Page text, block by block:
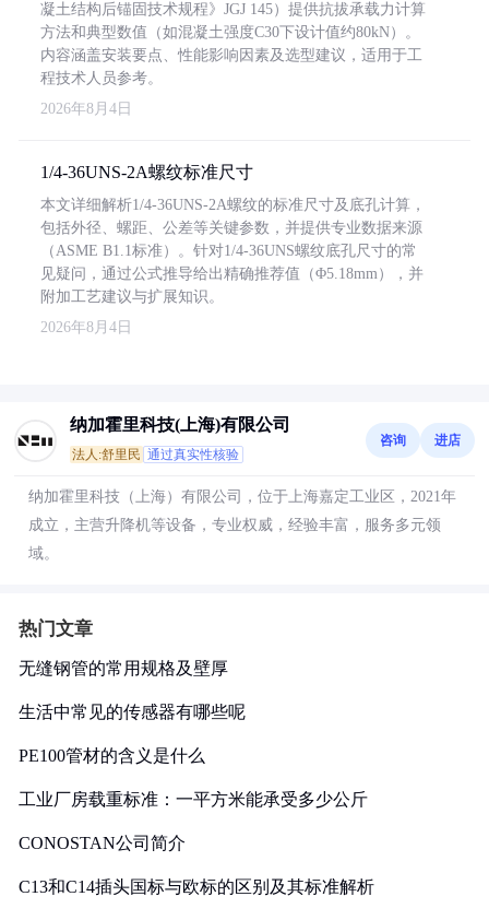
凝土结构后锚固技术规程》JGJ 145）提供抗拔承载力计算
方法和典型数值（如混凝土强度C30下设计值约80kN）。
内容涵盖安装要点、性能影响因素及选型建议，适用于工
程技术人员参考。
2026年8月4日
1/4-36UNS-2A螺纹标准尺寸
本文详细解析1/4-36UNS-2A螺纹的标准尺寸及底孔计算，
包括外径、螺距、公差等关键参数，并提供专业数据来源
（ASME B1.1标准）。针对1/4-36UNS螺纹底孔尺寸的常
见疑问，通过公式推导给出精确推荐值（Φ5.18mm），并
附加工艺建议与扩展知识。
2026年8月4日
纳加霍里科技(上海)有限公司
法人:舒里民 通过真实性核验
咨询 进店
纳加霍里科技（上海）有限公司，位于上海嘉定工业区，2021年
成立，主营升降机等设备，专业权威，经验丰富，服务多元领
域。
热门文章
无缝钢管的常用规格及壁厚
生活中常见的传感器有哪些呢
PE100管材的含义是什么
工业厂房载重标准：一平方米能承受多少公斤
CONOSTAN公司简介
C13和C14插头国标与欧标的区别及其标准解析